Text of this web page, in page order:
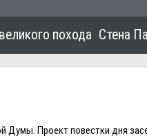
похода Стена
Думы. Проект повестки дня